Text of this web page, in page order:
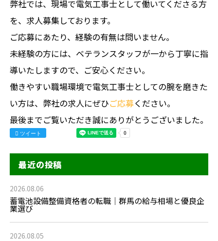
弊社では、現場で電気工事士として働いてくださる方
を、求人募集しております。
ご応募にあたり、経験の有無は問いません。
未経験の方には、ベテランスタッフが一から丁寧に指
導いたしますので、ご安心ください。
働きやすい職場環境で電気工事士としての腕を磨きた
い方は、弊社の求人にぜひご応募ください。
最後までご覧いただき誠にありがとうございました。
ツイート
最近の投稿
2026.08.06
蓄電池設備整備資格者の転職｜群馬の給与相場と優良企
業選び
2026.08.05